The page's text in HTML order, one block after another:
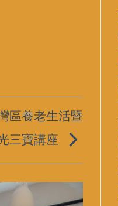
區養老生活暨
三寶講座